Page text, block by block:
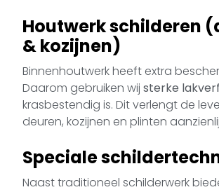
Houtwerk schilderen
& kozijnen)
Binnenhoutwerk heeft extra
Daarom gebruiken wij sterke lakverf
krasbestendig is. Dit verlengt de
deuren, kozijnen en plinten
Speciale
Naast traditioneel schilderwerk